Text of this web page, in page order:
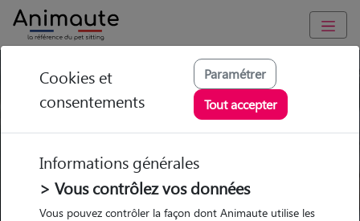
Trouvez votre gardien idéal !
Garde
chez le Pet Sitter
Garde
chez le Pet Sitter Visites
Visites
Cookies et
consentements
Paramétrer
Tout accepter
Informations générales
> Vous contrôlez vos données
Vous pouvez contrôler la façon dont Animaute utilise les